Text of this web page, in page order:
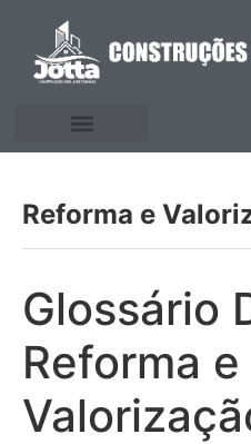
Reforma e
Glossário
Reforma e